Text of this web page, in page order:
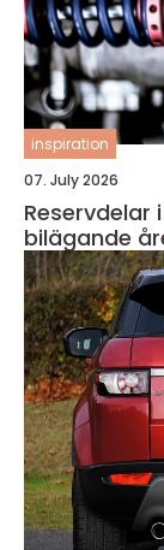
inspiration
07. July 2026
Reservdelar
bilägande